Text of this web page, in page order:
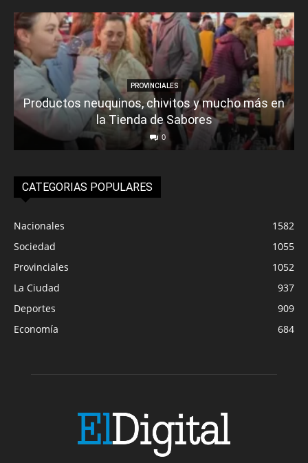
PROVINCIALES
Productos neuquinos, chivitos y mucho más en
la Tienda de Sabores
0
CATEGORIAS POPULARES
Nacionales
1582
Sociedad
1055
Provinciales
1052
La Ciudad
937
Deportes
909
Economía
684